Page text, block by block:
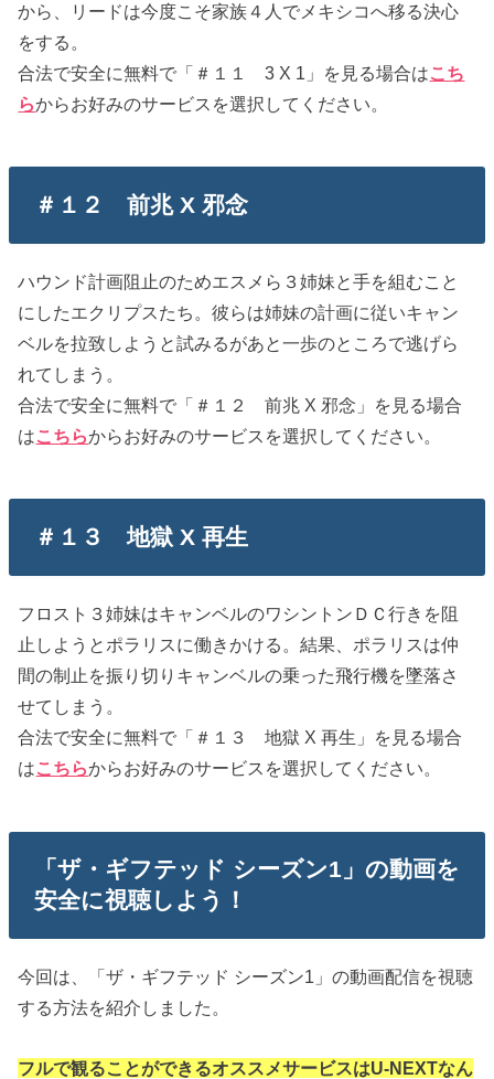
から、リードは今度こそ家族４人でメキシコへ移る決心
をする。
合法で安全に無料で「＃１１ 3 X 1」を見る場合はこち
らからお好みのサービスを選択してください。
＃１２ 前兆 X 邪念
ハウンド計画阻止のためエスメら３姉妹と手を組むこと
にしたエクリプスたち。彼らは姉妹の計画に従いキャン
ベルを拉致しようと試みるがあと一歩のところで逃げら
れてしまう。
合法で安全に無料で「＃１２ 前兆 X 邪念」を見る場合
はこちらからお好みのサービスを選択してください。
＃１３ 地獄 X 再生
フロスト３姉妹はキャンベルのワシントンＤＣ行きを阻
止しようとポラリスに働きかける。結果、ポラリスは仲
間の制止を振り切りキャンベルの乗った飛行機を墜落さ
せてしまう。
合法で安全に無料で「＃１３ 地獄 X 再生」を見る場合
はこちらからお好みのサービスを選択してください。
「ザ・ギフテッド シーズン1」の動画を
安全に視聴しよう！
今回は、「ザ・ギフテッド シーズン1」の動画配信を視聴
する方法を紹介しました。
フルで観ることができるオススメサービスはU-NEXTなん